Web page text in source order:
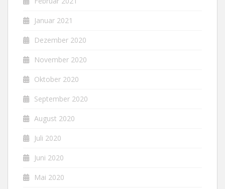
Januar 2021
Dezember 2020
November 2020
Oktober 2020
September 2020
August 2020
Juli 2020
Juni 2020
Mai 2020